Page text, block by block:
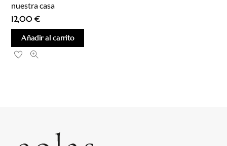
nuestra casa
12,00€
Añadir al carrito